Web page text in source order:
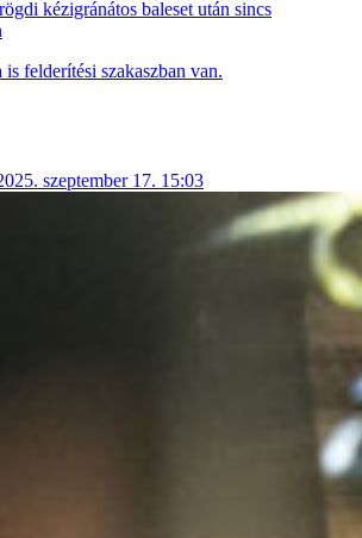
kézigránátos baleset után sincs
felderítési szakaszban van.
szeptember 17. 15:03